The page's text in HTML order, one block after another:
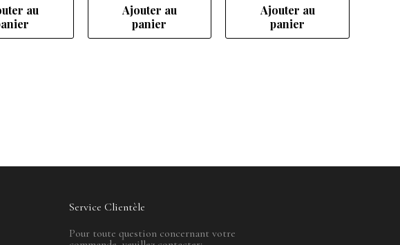
au
Ajouter au
panier
Ajouter au
panier
Service Clientèle
Pour toute question concernant votre